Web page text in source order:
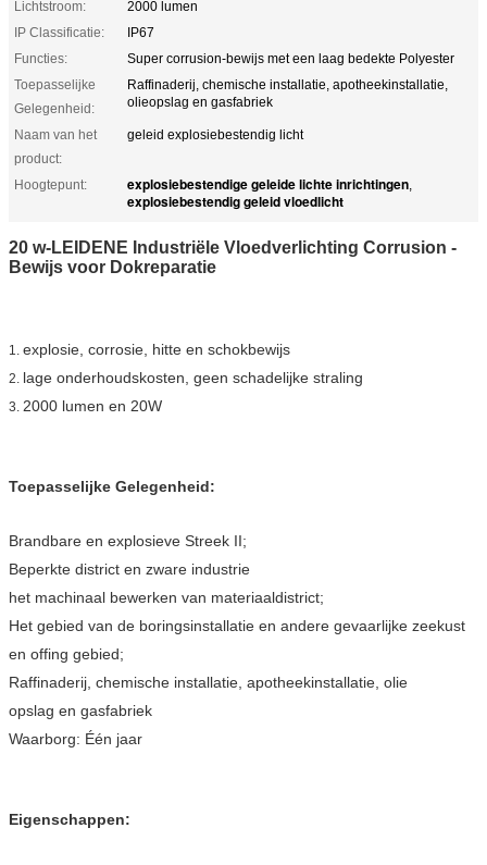
Lichtstroom:
2000 lumen
IP Classificatie:
IP67
Functies:
Super corrusion-bewijs met een laag bedekte Polyester
Toepasselijke
Gelegenheid:
Raffinaderij, chemische installatie, apotheekinstallatie,
olieopslag en gasfabriek
Naam van het
product:
geleid explosiebestendig licht
Hoogtepunt: explosiebestendige geleide lichte inrichtingen,
explosiebestendig geleid vloedlicht
20 w-LEIDENE Industriële Vloedverlichting Corrusion -
Bewijs voor Dokreparatie
1. explosie, corrosie, hitte en schokbewijs
2. lage onderhoudskosten, geen schadelijke straling
3. 2000 lumen en 20W
Toepasselijke Gelegenheid:
Brandbare en explosieve Streek II;
Beperkte district en zware industrie
het machinaal bewerken van materiaaldistrict;
Het gebied van de boringsinstallatie en andere gevaarlijke zeekust
en offing gebied;
Raffinaderij, chemische installatie, apotheekinstallatie, olie
opslag en gasfabriek
Waarborg: Één jaar
Eigenschappen: